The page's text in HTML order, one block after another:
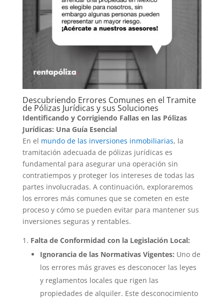
Descubriendo Errores Comunes en el Tramite
de Pólizas Jurídicas y sus Soluciones
Identificando y Corrigiendo Fallas en las Pólizas
Jurídicas: Una Guía Esencial
En el mundo de las inversiones inmobiliarias, la
tramitación adecuada de pólizas jurídicas es
fundamental para asegurar una operación sin
contratiempos y proteger los intereses de todas las
partes involucradas. A continuación, exploraremos
los errores más comunes que se cometen en este
proceso y cómo se pueden evitar para mantener sus
inversiones seguras y rentables.
Falta de Conformidad con la Legislación Local:
Ignorancia de las Normativas Vigentes: Uno de
los errores más graves es desconocer las leyes
y reglamentos locales que rigen las
propiedades de alquiler. Este desconocimiento